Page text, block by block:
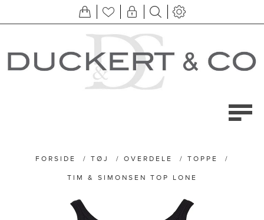
FORSIDE / TØJ / OVERDELE / TOPPE /
TIM & SIMONSEN TOP LONE